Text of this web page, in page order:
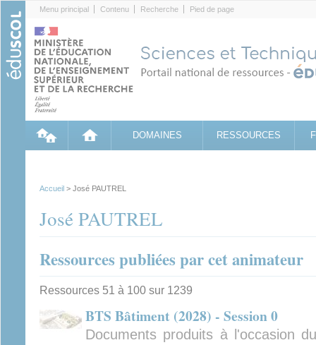
Menu principal Contenu Recherche Pied de page
DOMAINES RESSOURCES
Accueil > José PAUTREL
José PAUTREL
Ressources publiées par cet animateur
Ressources 51 à 100 sur 1239
BTS Bâtiment (2028) - Session 0
Documents produits à l'occasion